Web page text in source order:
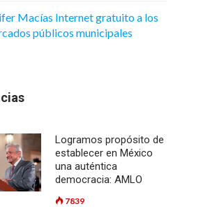
Macías Internet gratuito a los
públicos municipales
Logramos propósito de
establecer en México
una auténtica
democracia: AMLO
7839